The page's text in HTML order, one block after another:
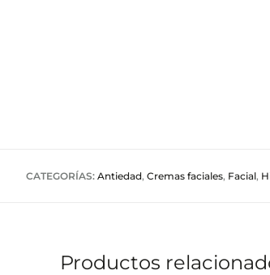
CATEGORÍAS: Antiedad, Cremas faciales, Facial,
Productos